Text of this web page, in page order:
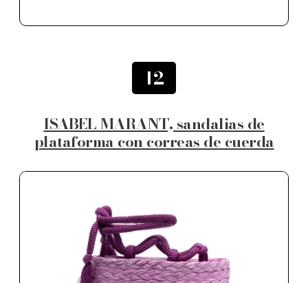
12
ISABEL MARANT, sandalias de
plataforma con correas de cuerda